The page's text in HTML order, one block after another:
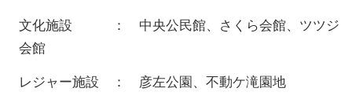
文化施設 ： 中央公民館、さくら会館、ツツジ
会館
レジャー施設 ： 彦左公園、不動ケ滝園地